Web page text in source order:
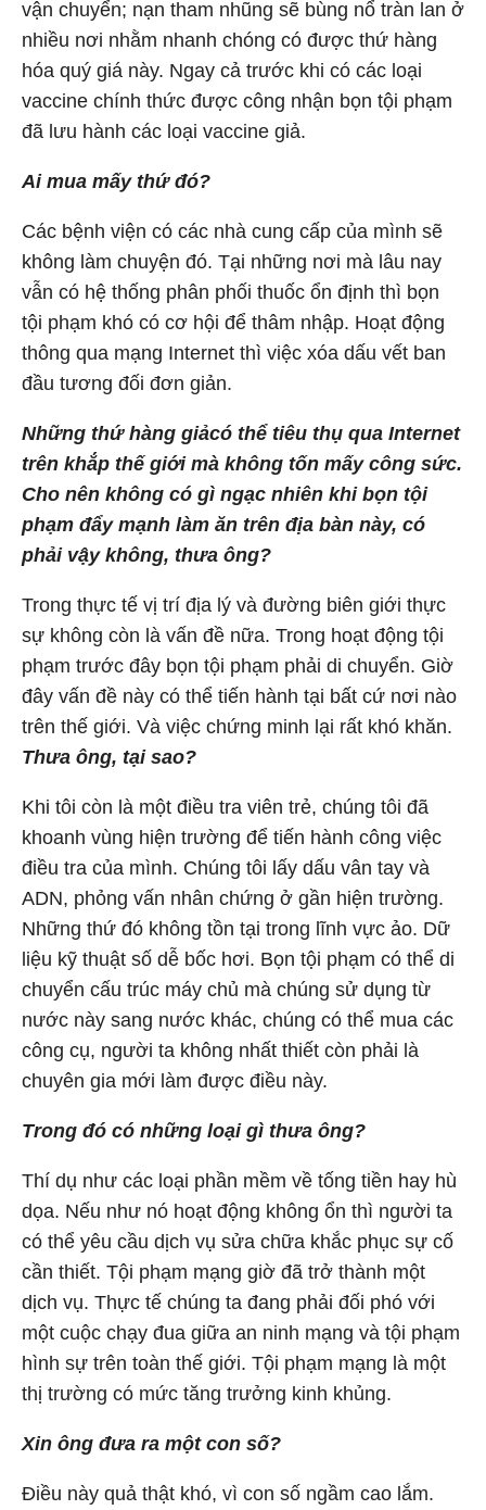
vận chuyển; nạn tham nhũng sẽ bùng nổ tràn lan ở
nhiều nơi nhằm nhanh chóng có được thứ hàng
hóa quý giá này. Ngay cả trước khi có các loại
vaccine chính thức được công nhận bọn tội phạm
đã lưu hành các loại vaccine giả.
Ai mua mấy thứ đó?
Các bệnh viện có các nhà cung cấp của mình sẽ
không làm chuyện đó. Tại những nơi mà lâu nay
vẫn có hệ thống phân phối thuốc ổn định thì bọn
tội phạm khó có cơ hội để thâm nhập. Hoạt động
thông qua mạng Internet thì việc xóa dấu vết ban
đầu tương đối đơn giản.
Những thứ hàng giảcó thể tiêu thụ qua Internet
trên khắp thế giới mà không tốn mấy công sức.
Cho nên không có gì ngạc nhiên khi bọn tội
phạm đẩy mạnh làm ăn trên địa bàn này, có
phải vậy không, thưa ông?
Trong thực tế vị trí địa lý và đường biên giới thực
sự không còn là vấn đề nữa. Trong hoạt động tội
phạm trước đây bọn tội phạm phải di chuyển. Giờ
đây vấn đề này có thể tiến hành tại bất cứ nơi nào
trên thế giới. Và việc chứng minh lại rất khó khăn.
Thưa ông, tại sao?
Khi tôi còn là một điều tra viên trẻ, chúng tôi đã
khoanh vùng hiện trường để tiến hành công việc
điều tra của mình. Chúng tôi lấy dấu vân tay và
ADN, phỏng vấn nhân chứng ở gần hiện trường.
Những thứ đó không tồn tại trong lĩnh vực ảo. Dữ
liệu kỹ thuật số dễ bốc hơi. Bọn tội phạm có thể di
chuyển cấu trúc máy chủ mà chúng sử dụng từ
nước này sang nước khác, chúng có thể mua các
công cụ, người ta không nhất thiết còn phải là
chuyên gia mới làm được điều này.
Trong đó có những loại gì thưa ông?
Thí dụ như các loại phần mềm về tống tiền hay hù
dọa. Nếu như nó hoạt động không ổn thì người ta
có thể yêu cầu dịch vụ sửa chữa khắc phục sự cố
cần thiết. Tội phạm mạng giờ đã trở thành một
dịch vụ. Thực tế chúng ta đang phải đối phó với
một cuộc chạy đua giữa an ninh mạng và tội phạm
hình sự trên toàn thế giới. Tội phạm mạng là một
thị trường có mức tăng trưởng kinh khủng.
Xin ông đưa ra một con số?
Điều này quả thật khó, vì con số ngầm cao lắm.